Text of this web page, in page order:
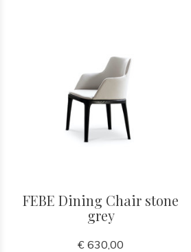
FEBE Dining Chair stone
grey
€ 630,00